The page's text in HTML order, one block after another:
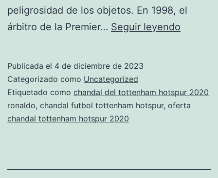
peligrosidad de los objetos. En 1998, el
árbitro de la Premier… Seguir leyendo
euroliga
Publicada el 4 de diciembre de 2023
Categorizado como Uncategorized
Etiquetado como chandal del tottenham hotspur 2020
ronaldo, chandal futbol tottenham hotspur, oferta
chandal tottenham hotspur 2020